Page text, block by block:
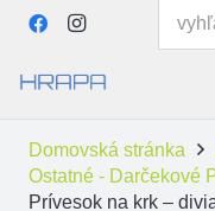
Domovská stránka
Ostatné - Darčekové
Prívesok na krk –